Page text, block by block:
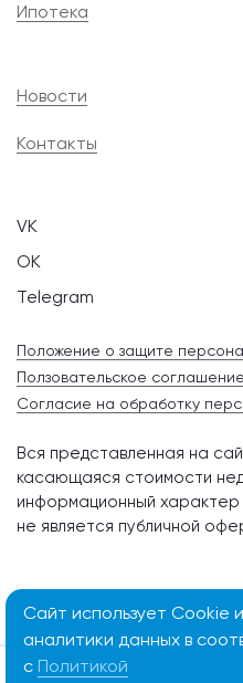
Ипотека
Новости
Контакты
VK
OK
Telegram
Положение о защите
Ползовательское соглашение
Согласие на обработку
Вся представленная на
касающаяся стоимости
информационный характер
не является публичной
Сайт использует Cookie
аналитики данных в
с Политикой